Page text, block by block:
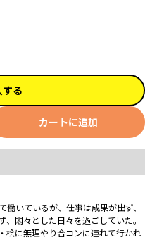
する
カートに追加
いているが、仕事は成果が出ず、
悶々とした日々を過ごしていた。
桧に無理やり合コンに連れて行かれ